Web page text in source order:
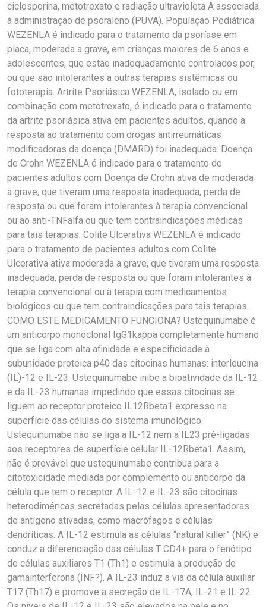
ciclosporina, metotrexato e radiação ultravioleta A associada
à administração de psoraleno (PUVA). População Pediátrica
WEZENLA é indicado para o tratamento da psoríase em
placa, moderada a grave, em crianças maiores de 6 anos e
adolescentes, que estão inadequadamente controlados por,
ou que são intolerantes a outras terapias sistêmicas ou
fototerapia. Artrite Psoriásica WEZENLA, isolado ou em
combinação com metotrexato, é indicado para o tratamento
da artrite psoriásica ativa em pacientes adultos, quando a
resposta ao tratamento com drogas antirreumáticas
modificadoras da doença (DMARD) foi inadequada. Doença
de Crohn WEZENLA é indicado para o tratamento de
pacientes adultos com Doença de Crohn ativa de moderada
a grave, que tiveram uma resposta inadequada, perda de
resposta ou que foram intolerantes à terapia convencional
ou ao anti-TNFalfa ou que tem contraindicações médicas
para tais terapias. Colite Ulcerativa WEZENLA é indicado
para o tratamento de pacientes adultos com Colite
Ulcerativa ativa moderada a grave, que tiveram uma resposta
inadequada, perda de resposta ou que foram intolerantes à
terapia convencional ou à terapia com medicamentos
biológicos ou que tem contraindicações para tais terapias.
COMO ESTE MEDICAMENTO FUNCIONA? Ustequinumabe é
um anticorpo monoclonal IgG1kappa completamente humano
que se liga com alta afinidade e especificidade à
subunidade proteica p40 das citocinas humanas: interleucina
(IL)-12 e IL-23. Ustequinumabe inibe a bioatividade da IL-12
e da IL-23 humanas impedindo que essas citocinas se
liguem ao receptor proteico IL12Rbeta1 expresso na
superfície das células do sistema imunológico.
Ustequinumabe não se liga a IL-12 nem a IL23 pré-ligadas
aos receptores de superfície celular IL-12Rbeta1. Assim,
não é provável que ustequinumabe contribua para a
citotoxicidade mediada por complemento ou anticorpo da
célula que tem o receptor. A IL-12 e IL-23 são citocinas
heterodiméricas secretadas pelas células apresentadoras
de antígeno ativadas, como macrófagos e células
dendríticas. A IL-12 estimula as células “natural killer” (NK) e
conduz a diferenciação das células T CD4+ para o fenótipo
de células auxiliares T1 (Th1) e estimula a produção de
gamainterferona (INF?). A IL-23 induz a via da célula auxiliar
T17 (Th17) e promove a secreção de IL-17A, IL-21 e IL-22.